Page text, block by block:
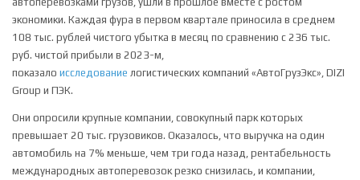
экономики. Каждая фура в первом квартале приносила в среднем
108 тыс. рублей чистого убытка в месяц по сравнению с 236 тыс.
руб. чистой прибыли в 2023-м,
показало исследование логистических компаний «АвтоГрузЭкс», DIZI
Group и ПЭК.
Они опросили крупные компании, совокупный парк которых
превышает 20 тыс. грузовиков. Оказалось, что выручка на один
автомобиль на 7% меньше, чем три года назад, рентабельность
международных автоперевозок резко снизилась, и компании,